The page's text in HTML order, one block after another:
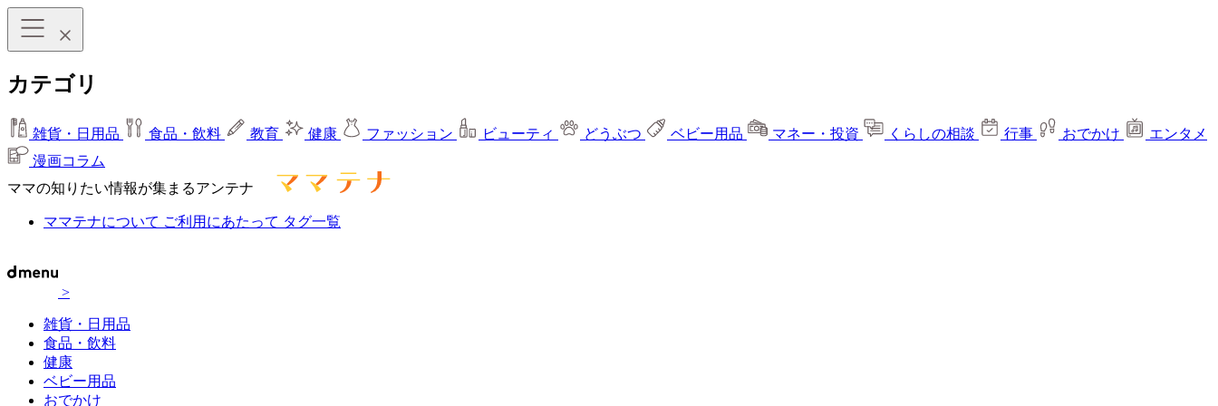
カテゴリ
雑貨・日用品 食品・飲料 教育 健康 ファッション ビューティ どうぶつ ベビー用品 マネー・投資 くらしの相談 行事 おでかけ
エンタメ
漫画コラム
ママの知りたい情報が集まるアンテナ
ママテナについて ご利用にあたって タグ一覧
>
雑貨・日用品
食品・飲料
健康
ベビー用品
おでかけ